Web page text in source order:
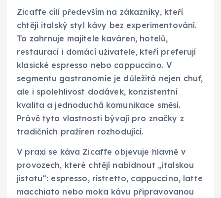
Zicaffe cílí především na zákazníky, kteří
chtějí italský styl kávy bez experimentování.
To zahrnuje majitele kaváren, hotelů,
restaurací i domácí uživatele, kteří preferují
klasické espresso nebo cappuccino. V
segmentu gastronomie je důležitá nejen chuť,
ale i spolehlivost dodávek, konzistentní
kvalita a jednoduchá komunikace směsí.
Právě tyto vlastnosti bývají pro značky z
tradičních pražíren rozhodující.
V praxi se káva Zicaffe objevuje hlavně v
provozech, které chtějí nabídnout „italskou
jistotu“: espresso, ristretto, cappuccino, latte
macchiato nebo moka kávu připravovanou